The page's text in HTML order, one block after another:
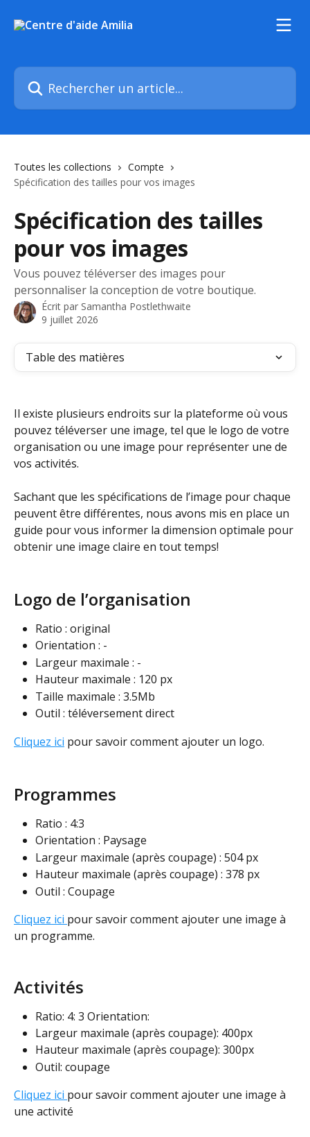
Rechercher un article...
Toutes les collections
Compte
Spécification des tailles pour vos images
Spécification des tailles
pour vos images
Vous pouvez téléverser des images pour
personnaliser la conception de votre boutique.
Écrit par Samantha Postlethwaite
9 juillet 2026
Table des matières
Il existe plusieurs endroits sur la plateforme où vous
pouvez téléverser une image, tel que le logo de votre
organisation ou une image pour représenter une de
vos activités.
Sachant que les spécifications de l’image pour chaque
peuvent être différentes, nous avons mis en place un
guide pour vous informer la dimension optimale pour
obtenir une image claire en tout temps!
Logo de l’organisation
Ratio : original
Orientation : -
Largeur maximale : -
Hauteur maximale : 120 px
Taille maximale : 3.5Mb
Outil : téléversement direct
Cliquez ici pour savoir comment ajouter un logo.
Programmes
Ratio : 4:3
Orientation : Paysage
Largeur maximale (après coupage) : 504 px
Hauteur maximale (après coupage) : 378 px
Outil : Coupage
Cliquez ici pour savoir comment ajouter une image à
un programme.
Activités
Ratio: 4: 3 Orientation:
Largeur maximale (après coupage): 400px
Hauteur maximale (après coupage): 300px
Outil: coupage
Cliquez ici pour savoir comment ajouter une image à
une activité